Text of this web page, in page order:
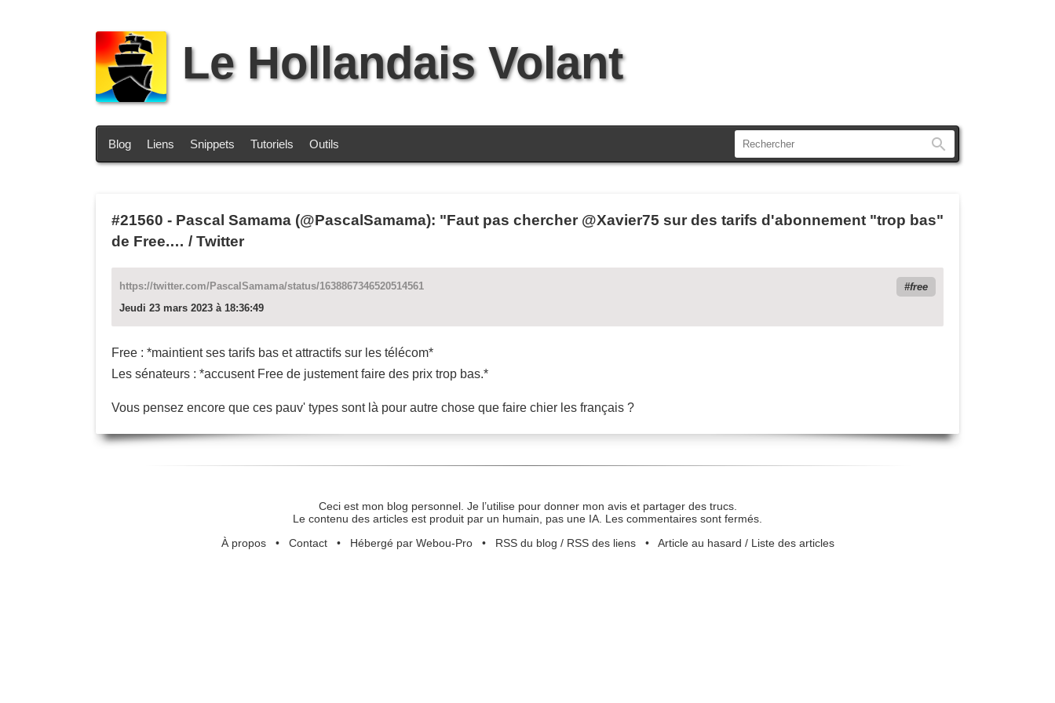
Le Hollandais Volant
Blog Liens Snippets Tutoriels Outils
#21560 - Pascal Samama (@PascalSamama): "Faut pas chercher @Xavier75 sur des tarifs d'abonnement "trop bas"
de Free.… / Twitter
https://twitter.com/PascalSamama/status/1638867346520514561
free
Jeudi 23 mars 2023 à 18:36:49
Free : *maintient ses tarifs bas et attractifs sur les télécom*
Les sénateurs : *accusent Free de justement faire des prix trop bas.*
Vous pensez encore que ces pauv' types sont là pour autre chose que faire chier les français ?
Ceci est mon blog personnel. Je l’utilise pour donner mon avis et partager des trucs.
Le contenu des articles est produit par un humain, pas une IA. Les commentaires sont fermés.
À propos• Contact• Hébergé par Webou-Pro• RSS du blog / RSS des liens• Article au hasard / Liste des articles